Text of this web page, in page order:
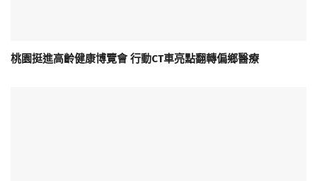
桃園挺進高齡健康博覽會 行動CT車亮點翻轉偏鄉醫療